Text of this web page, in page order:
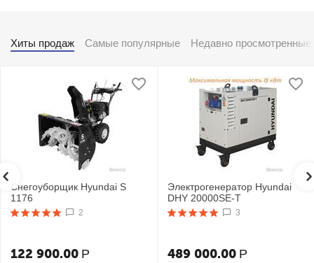
Хиты продаж Самые популярные Недавно просмотренные
Снегоуборщик Hyundai S
1176
2
122 900.00 Р
Электрогенератор Hyundai
DHY 20000SE-T
3
489 000.00 Р